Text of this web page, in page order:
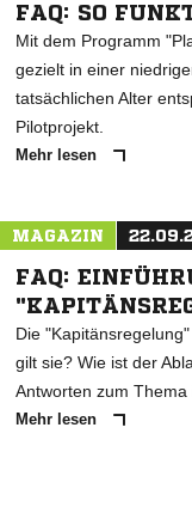
FAQ: SO
Mit dem Programm
gezielt in einer
tatsächlichen Alter
Pilotprojekt.
Mehr lesen
MAGAZIN
FAQ:
Die
gilt sie? Wie ist der
Antworten zum Thema
Mehr lesen